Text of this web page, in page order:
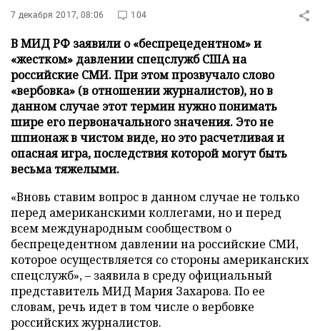
7 декабря 2017, 08:06 104
В МИД РФ заявили о «беспрецедентном» и
«жестком» давлении спецслужб США на
российские СМИ. При этом прозвучало слово
«вербовка» (в отношении журналистов), но в
данном случае этот термин нужно понимать
шире его первоначального значения. Это не
шпионаж в чистом виде, но это расчетливая и
опасная игра, последствия которой могут быть
весьма тяжелыми.
«Вновь ставим вопрос в данном случае не только
перед американскими коллегами, но и перед
всем международным сообществом о
беспрецедентном давлении на российские СМИ,
которое осуществляется со стороны американских
спецслужб», – заявила в среду официальный
представитель МИД Мария Захарова. По ее
словам, речь идет в том числе о вербовке
российских журналистов.